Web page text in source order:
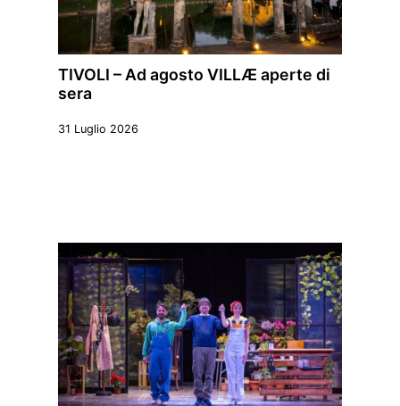
TIVOLI – Ad agosto VILLÆ aperte di
sera
31 Luglio 2026